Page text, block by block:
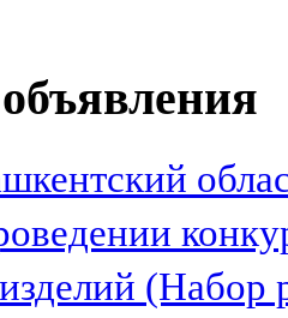
(Набор